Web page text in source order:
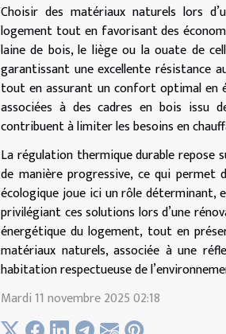
Choisir des matériaux naturels lors
logement tout en favorisant des
laine de bois, le liège ou la ouate de
garantissant une excellente résistance
tout en assurant un confort optimal en
associées à des cadres en bois issu
contribuent à limiter les besoins en
La régulation thermique durable repose
de manière progressive, ce qui permet
écologique joue ici un rôle déterminant,
privilégiant ces solutions lors d’une
énergétique du logement, tout en
matériaux naturels, associée à une
habitation respectueuse de
Mardi 11 novembre 2025 02:18